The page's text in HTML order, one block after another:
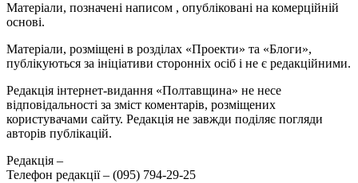
Матеріали, позначені написом , опубліковані на комерційній
основі.
Матеріали, розміщені в розділах «Проекти» та «Блоги»,
публікуються за ініціативи сторонніх осіб і не є редакційними.
Редакція інтернет-видання «Полтавщина» не несе
відповідальності за зміст коментарів, розміщених
користувачами сайту. Редакція не завжди поділяє погляди
авторів публікацій.
Редакція –
Телефон редакції – (095) 794-29-25